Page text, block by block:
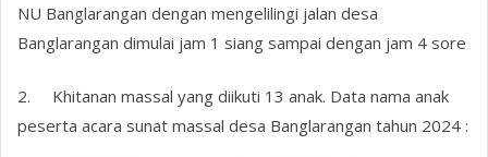
NU Banglarangan dengan mengelilingi jalan desa
Banglarangan dimulai jam 1 siang sampai dengan jam 4 sore
2.
Khitanan massal yang diikuti 13 anak. Data nama anak
peserta acara sunat massal desa Banglarangan tahun 2024 :